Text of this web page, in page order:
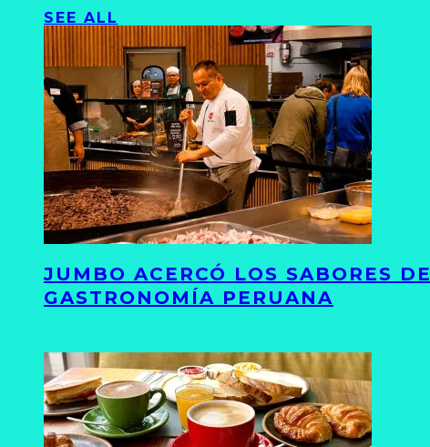
SEE ALL
JUMBO ACERCÓ LOS SABORES
GASTRONOMÍA PERUANA